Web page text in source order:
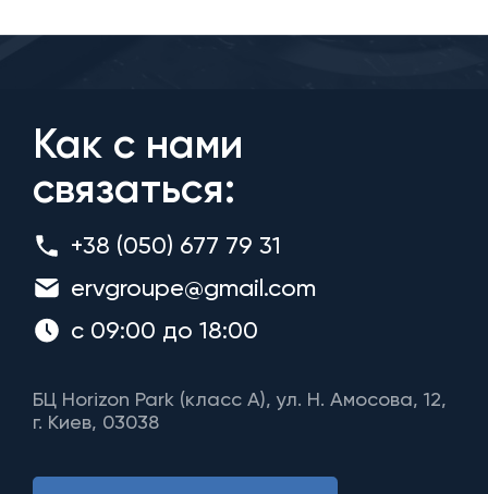
Как с нами
связаться:
+38 (050) 677 79 31
ervgroupe@gmail.com
с 09:00 до 18:00
БЦ Horizon Park (класс A), ул. Н. Амосова, 12,
г. Киев, 03038